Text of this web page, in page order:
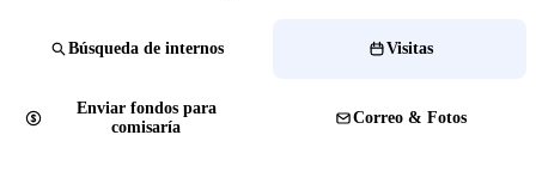
Búsqueda de internos Visitas
Enviar fondos para
comisaría
Correo & Fotos